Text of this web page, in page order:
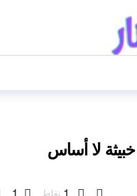
لا أساس
1 نقاط 1